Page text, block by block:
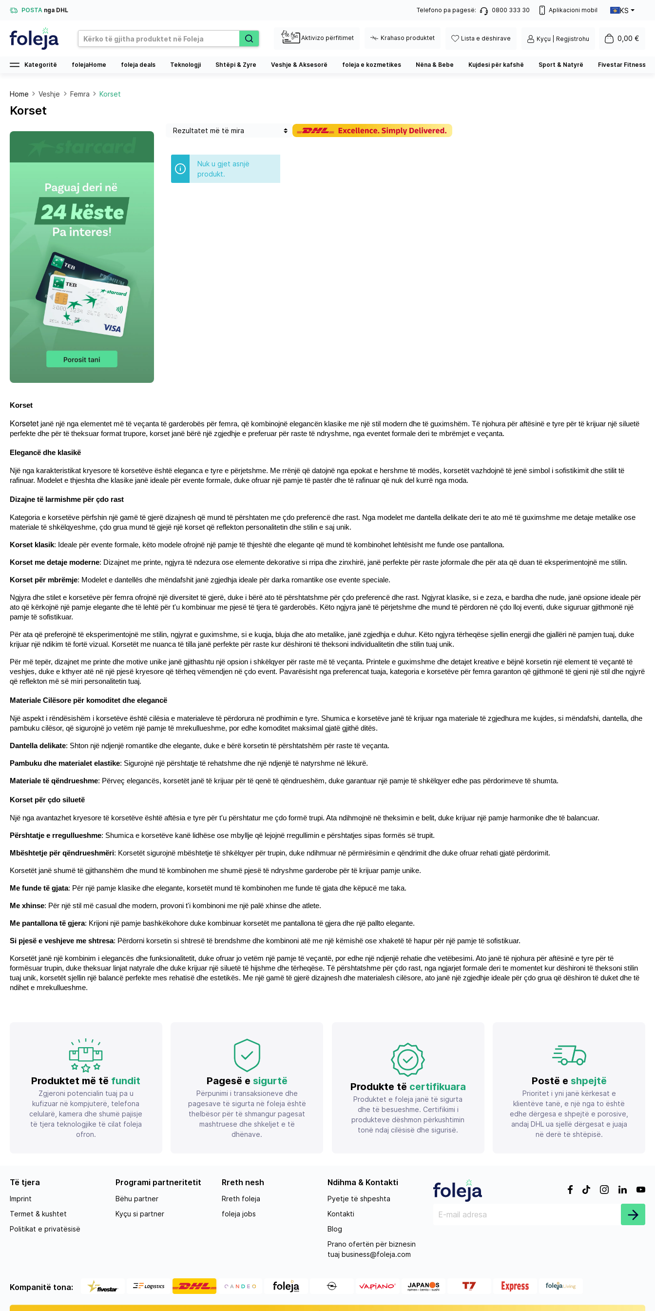
POSTA nga DHL Telefono pa pagesë: 0800 333 30 Aplikacioni mobil KS
Aktivizo përfitimet Krahaso produktet Lista e dëshirave Kyçu | Regjistrohu 0,00 €
Kategoritë folejaHome foleja deals Teknologji Shtëpi & Zyre Veshje & Aksesorë foleja e kozmetikes Nëna & Bebe Kujdesi për kafshë Sport & Natyrë Fivestar Fitness
Home Veshje Femra Korset
Korset
Nuk u gjet asnjë
produkt.
Korset
Korsetet janë një nga elementet më të veçanta të garderobës për femra, që kombinojnë elegancën klasike me një stil modern dhe të guximshëm. Të njohura për aftësinë e tyre për të krijuar një siluetë
perfekte dhe për të theksuar format trupore, korset janë bërë një zgjedhje e preferuar për raste të ndryshme, nga eventet formale deri te mbrëmjet e veçanta.
Elegancë dhe klasikë
Një nga karakteristikat kryesore të korsetëve është eleganca e tyre e përjetshme. Me rrënjë që datojnë nga epokat e hershme të modës, korsetët vazhdojnë të jenë simbol i sofistikimit dhe stilit të
rafinuar. Modelet e thjeshta dhe klasike janë ideale për evente formale, duke ofruar një pamje të pastër dhe të rafinuar që nuk del kurrë nga moda.
Dizajne të larmishme për çdo rast
Kategoria e korsetëve përfshin një gamë të gjerë dizajnesh që mund të përshtaten me çdo preferencë dhe rast. Nga modelet me dantella delikate deri te ato më të guximshme me detaje metalike ose
materiale të shkëlqyeshme, çdo grua mund të gjejë një korset që reflekton personalitetin dhe stilin e saj unik.
Korset klasik: Ideale për evente formale, këto modele ofrojnë një pamje të thjeshtë dhe elegante që mund të kombinohet lehtësisht me funde ose pantallona.
Korset me detaje moderne: Dizajnet me printe, ngjyra të ndezura ose elemente dekorative si rripa dhe zinxhirë, janë perfekte për raste joformale dhe për ata që duan të eksperimentojnë me stilin.
Korset për mbrëmje: Modelet e dantellës dhe mëndafshit janë zgjedhja ideale për darka romantike ose evente speciale.
Ngjyra dhe stilet e korsetëve për femra ofrojnë një diversitet të gjerë, duke i bërë ato të përshtatshme për çdo preferencë dhe rast. Ngjyrat klasike, si e zeza, e bardha dhe nude, janë opsione ideale për
ato që kërkojnë një pamje elegante dhe të lehtë për t'u kombinuar me pjesë të tjera të garderobës. Këto ngjyra janë të përjetshme dhe mund të përdoren në çdo lloj eventi, duke siguruar gjithmonë një
pamje të sofistikuar.
Për ata që preferojnë të eksperimentojnë me stilin, ngjyrat e guximshme, si e kuqja, bluja dhe ato metalike, janë zgjedhja e duhur. Këto ngjyra tërheqëse sjellin energji dhe gjallëri në pamjen tuaj, duke
krijuar një ndikim të fortë vizual. Korsetët me nuanca të tilla janë perfekte për raste kur dëshironi të theksoni individualitetin dhe stilin tuaj unik.
Për më tepër, dizajnet me printe dhe motive unike janë gjithashtu një opsion i shkëlqyer për raste më të veçanta. Printele e guximshme dhe detajet kreative e bëjnë korsetin një element të veçantë të
veshjes, duke e kthyer atë në një pjesë kryesore që tërheq vëmendjen në çdo event. Pavarësisht nga preferencat tuaja, kategoria e korsetëve për femra garanton që gjithmonë të gjeni një stil dhe ngjyrë
që reflekton më së miri personalitetin tuaj.
Materiale Cilësore për komoditet dhe elegancë
Një aspekt i rëndësishëm i korsetëve është cilësia e materialeve të përdorura në prodhimin e tyre. Shumica e korsetëve janë të krijuar nga materiale të zgjedhura me kujdes, si mëndafshi, dantella, dhe
pambuku cilësor, që sigurojnë jo vetëm një pamje të mrekullueshme, por edhe komoditet maksimal gjatë gjithë ditës.
Dantella delikate: Shton një ndjenjë romantike dhe elegante, duke e bërë korsetin të përshtatshëm për raste të veçanta.
Pambuku dhe materialet elastike: Sigurojnë një përshtatje të rehatshme dhe një ndjenjë të natyrshme në lëkurë.
Materiale të qëndrueshme: Përveç elegancës, korsetët janë të krijuar për të qenë të qëndrueshëm, duke garantuar një pamje të shkëlqyer edhe pas përdorimeve të shumta.
Korset për çdo siluetë
Një nga avantazhet kryesore të korsetëve është aftësia e tyre për t'u përshtatur me çdo formë trupi. Ata ndihmojnë në theksimin e belit, duke krijuar një pamje harmonike dhe të balancuar.
Përshtatje e rregullueshme: Shumica e korsetëve kanë lidhëse ose mbyllje që lejojnë rregullimin e përshtatjes sipas formës së trupit.
Mbështetje për qëndrueshmëri: Korsetët sigurojnë mbështetje të shkëlqyer për trupin, duke ndihmuar në përmirësimin e qëndrimit dhe duke ofruar rehati gjatë përdorimit.
Korsetët janë shumë të gjithanshëm dhe mund të kombinohen me shumë pjesë të ndryshme garderobe për të krijuar pamje unike.
Me funde të gjata: Për një pamje klasike dhe elegante, korsetët mund të kombinohen me funde të gjata dhe këpucë me taka.
Me xhinse: Për një stil më casual dhe modern, provoni t'i kombinoni me një palë xhinse dhe atlete.
Me pantallona të gjera: Krijoni një pamje bashkëkohore duke kombinuar korsetët me pantallona të gjera dhe një pallto elegante.
Si pjesë e veshjeve me shtresa: Përdorni korsetin si shtresë të brendshme dhe kombinoni atë me një këmishë ose xhaketë të hapur për një pamje të sofistikuar.
Korsetët janë një kombinim i elegancës dhe funksionalitetit, duke ofruar jo vetëm një pamje të veçantë, por edhe një ndjenjë rehatie dhe vetëbesimi. Ato janë të njohura për aftësinë e tyre për të
formësuar trupin, duke theksuar linjat natyrale dhe duke krijuar një siluetë të hijshme dhe tërheqëse. Të përshtatshme për çdo rast, nga ngjarjet formale deri te momentet kur dëshironi të theksoni stilin
tuaj unik, korsetët sjellin një balancë perfekte mes rehatisë dhe estetikës. Me një gamë të gjerë dizajnesh dhe materialesh cilësore, ato janë një zgjedhje ideale për çdo grua që dëshiron të duket dhe të
ndihet e mrekullueshme.
Produktet më të fundit
Zgjeroni potencialin tuaj pa u
kufizuar në kompjuterë, telefona
celularë, kamera dhe shumë pajisje
të tjera teknologjike të cilat foleja
ofron.
Pagesë e sigurtë
Përpunimi i transaksioneve dhe
pagesave të sigurta në foleja është
thelbësor për të shmangur pagesat
mashtruese dhe shkeljet e të
dhënave.
Produkte të certifikuara
Produktet e foleja janë të sigurta
dhe të besueshme. Certifikimi i
produkteve dëshmon përkushtimin
tonë ndaj cilësisë dhe sigurisë.
Postë e shpejtë
Prioritet i yni janë kërkesat e
klientëve tanë, e një nga to është
edhe dërgesa e shpejtë e porosive,
andaj DHL ua sjellë dërgesat e juaja
në derë të shtëpisë.
Të tjera
Imprint
Termet & kushtet
Politikat e privatësisë
Programi partneritetit
Bëhu partner
Kyçu si partner
Rreth nesh
Rreth foleja
foleja jobs
Ndihma & Kontakti
Pyetje të shpeshta
Kontakti
Blog
Prano ofertën për biznesin
tuaj business@foleja.com
Kompanitë tona: